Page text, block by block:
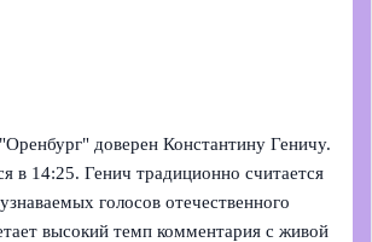
доверен Константину Геничу.
в 14:25. Генич традиционно считается
голосов отечественного
высокий темп комментария с живой